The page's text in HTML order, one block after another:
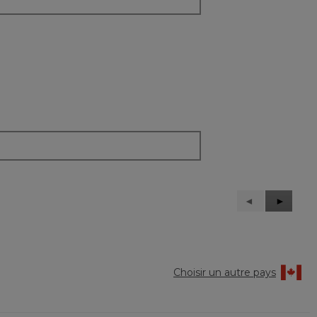
Précédent
Reviews
◄
Suivant
Reviews
►
Choisir un autre pays